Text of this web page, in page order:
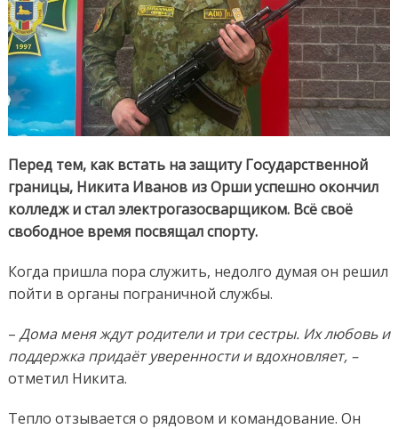
Перед тем, как встать на защиту Государственной
границы, Никита Иванов из Орши успешно окончил
колледж и стал электрогазосварщиком. Всё своё
свободное время посвящал спорту.
Когда пришла пора служить, недолго думая он решил
пойти в органы пограничной службы.
– Дома меня ждут родители и три сестры. Их любовь и
поддержка придаёт уверенности и вдохновляет, –
отметил Никита.
Тепло отзывается о рядовом и командование. Он